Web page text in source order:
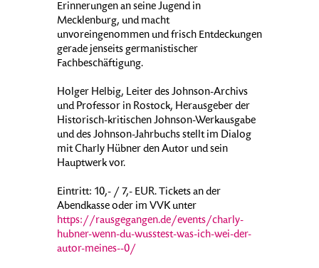
Erinnerungen an seine Jugend in
Mecklenburg, und macht
unvoreingenommen und frisch Entdeckungen
gerade jenseits germanistischer
Fachbeschäftigung.
Holger Helbig, Leiter des Johnson-Archivs
und Professor in Rostock, Herausgeber der
Historisch-kritischen Johnson-Werkausgabe
und des Johnson-Jahrbuchs stellt im Dialog
mit Charly Hübner den Autor und sein
Hauptwerk vor.
Eintritt: 10,- / 7,- EUR. Tickets an der
Abendkasse oder im VVK unter
https://rausgegangen.de/events/charly-
hubner-wenn-du-wusstest-was-ich-wei-der-
autor-meines--0/